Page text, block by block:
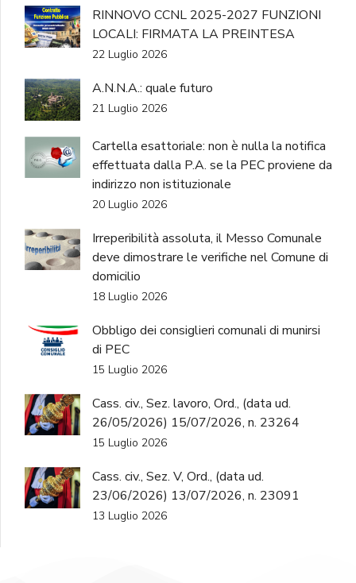
RINNOVO CCNL 2025-2027 FUNZIONI
LOCALI: FIRMATA LA PREINTESA
22 Luglio 2026
A.N.N.A.: quale futuro
21 Luglio 2026
Cartella esattoriale: non è nulla la notifica
effettuata dalla P.A. se la PEC proviene da
indirizzo non istituzionale
20 Luglio 2026
Irreperibilità assoluta, il Messo Comunale
deve dimostrare le verifiche nel Comune di
domicilio
18 Luglio 2026
Obbligo dei consiglieri comunali di munirsi
di PEC
15 Luglio 2026
Cass. civ., Sez. lavoro, Ord., (data ud.
26/05/2026) 15/07/2026, n. 23264
15 Luglio 2026
Cass. civ., Sez. V, Ord., (data ud.
23/06/2026) 13/07/2026, n. 23091
13 Luglio 2026